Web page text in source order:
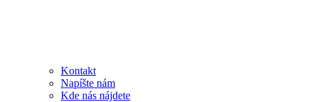
Kontakt
Napíšte nám
Kde nás nájdete